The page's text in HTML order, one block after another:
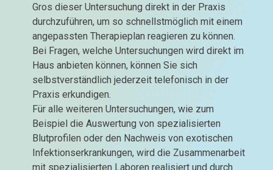
Gros dieser Untersuchung direkt in der Praxis
durchzuführen, um so schnellstmöglich mit einem
angepassten Therapieplan reagieren zu können.
Bei Fragen, welche Untersuchungen wird direkt im
Haus anbieten können, können Sie sich
selbstverständlich jederzeit telefonisch in der
Praxis erkundigen.
Für alle weiteren Untersuchungen, wie zum
Beispiel die Auswertung von spezialisierten
Blutprofilen oder den Nachweis von exotischen
Infektionserkrankungen, wird die Zusammenarbeit
mit spezialisierten Laboren realisiert und durch